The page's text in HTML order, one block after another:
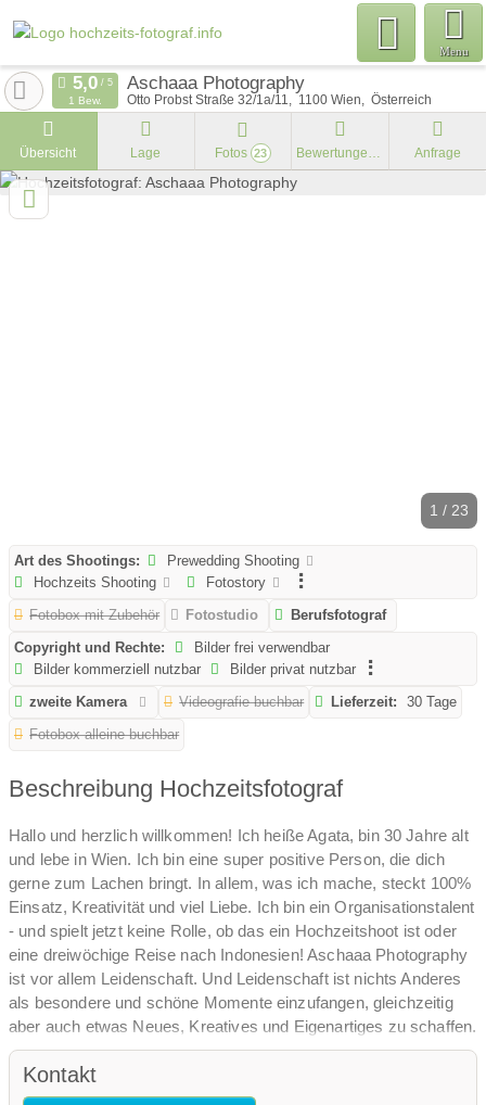
Menu
Aschaaa Photography
Otto Probst Straße 32/1a/11 1100 Wien Österreich
1 Bew.
Übersicht Lage Fotos 23 Bewertungen Anfrage
1 / 23
Art des Shootings:
Prewedding Shooting
Hochzeits Shooting
Fotostory
Fotobox mit Zubehör
Fotostudio
Berufsfotograf
Copyright und Rechte:
Bilder frei verwendbar
Bilder kommerziell nutzbar
Bilder privat nutzbar
zweite Kamera
Videografie buchbar Lieferzeit:
30 Tage
Fotobox alleine buchbar
Beschreibung Hochzeitsfotograf
Hallo und herzlich willkommen! Ich heiße Agata, bin 30 Jahre alt
und lebe in Wien. Ich bin eine super positive Person, die dich
gerne zum Lachen bringt. In allem, was ich mache, steckt 100%
Einsatz, Kreativität und viel Liebe. Ich bin ein Organisationstalent
- und spielt jetzt keine Rolle, ob das ein Hochzeitshoot ist oder
eine dreiwöchige Reise nach Indonesien! Aschaaa Photography
ist vor allem Leidenschaft. Und Leidenschaft ist nichts Anderes
als besondere und schöne Momente einzufangen, gleichzeitig
aber auch etwas Neues, Kreatives und Eigenartiges zu schaffen.
Kontakt